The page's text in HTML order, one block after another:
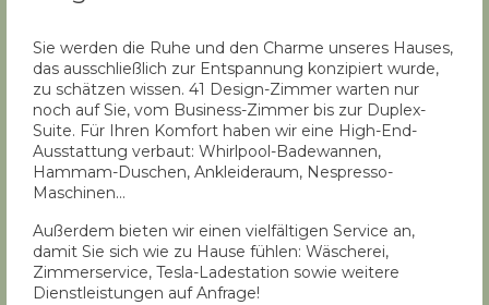
Sie werden die Ruhe und den Charme unseres Hauses,
das ausschließlich zur Entspannung konzipiert wurde,
zu schätzen wissen. 41 Design-Zimmer warten nur
noch auf Sie, vom Business-Zimmer bis zur Duplex-
Suite. Für Ihren Komfort haben wir eine High-End-
Ausstattung verbaut: Whirlpool-Badewannen,
Hammam-Duschen, Ankleideraum, Nespresso-
Maschinen…
Außerdem bieten wir einen vielfältigen Service an,
damit Sie sich wie zu Hause fühlen: Wäscherei,
Zimmerservice, Tesla-Ladestation sowie weitere
Dienstleistungen auf Anfrage!